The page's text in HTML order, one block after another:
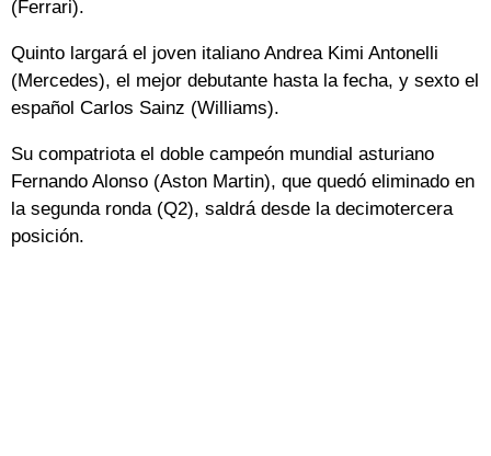
(Ferrari).
Quinto largará el joven italiano Andrea Kimi Antonelli
(Mercedes), el mejor debutante hasta la fecha, y sexto el
español Carlos Sainz (Williams).
Su compatriota el doble campeón mundial asturiano
Fernando Alonso (Aston Martin), que quedó eliminado en
la segunda ronda (Q2), saldrá desde la decimotercera
posición.